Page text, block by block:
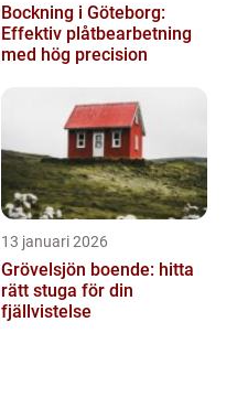
Bockning i Göteborg:
Effektiv plåtbearbetning
med hög precision
13 januari 2026
Grövelsjön boende: hitta
rätt stuga för din
fjällvistelse